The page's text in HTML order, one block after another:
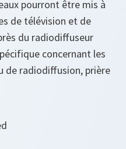
pourront être mis à
de télévision et de
du radiodiffuseur
concernant les
de radiodiffusion, prière